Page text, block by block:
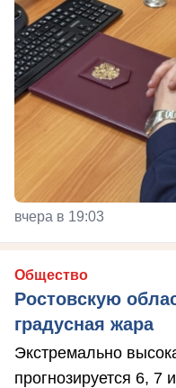
вчера в 19:03
Общество
Ростовскую
градусная жара
Экстремально
прогнозируется 6, 7